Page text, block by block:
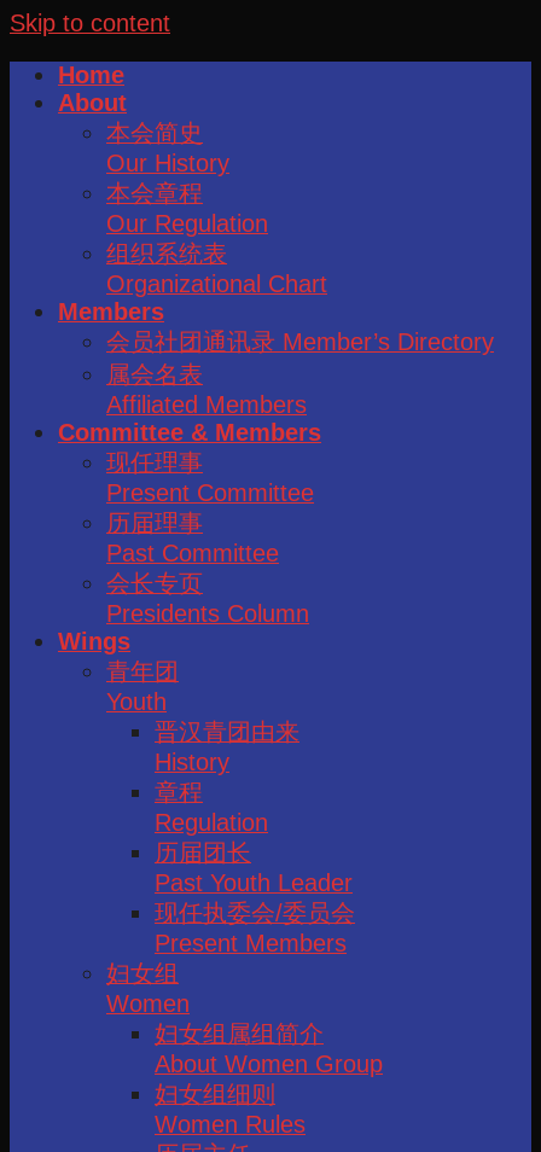
Skip to content
Home
About
本会简史
Our History
本会章程
Our Regulation
组织系统表
Organizational Chart
Members
会员社团通讯录 Member’s Directory
属会名表
Affiliated Members
Committee & Members
现任理事
Present Committee
历届理事
Past Committee
会长专页
Presidents Column
Wings
青年团
Youth
晋汉青团由来
History
章程
Regulation
历届团长
Past Youth Leader
现任执委会/委员会
Present Members
妇女组
Women
妇女组属组简介
About Women Group
妇女组细则
Women Rules